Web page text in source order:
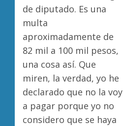
de diputado. Es una
multa
aproximadamente de
82 mil a 100 mil pesos,
una cosa así. Que
miren, la verdad, yo he
declarado que no la voy
a pagar porque yo no
considero que se haya